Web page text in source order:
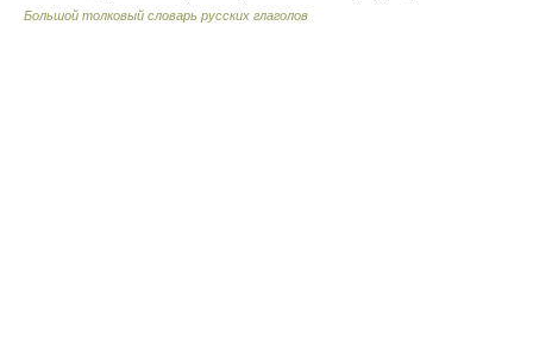
Большой толковый словарь русских глаголов